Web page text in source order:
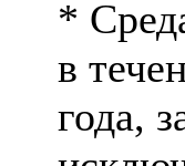
*
в
года,